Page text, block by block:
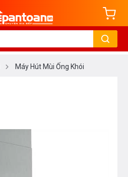
Máy Hút Mùi Ống Khói